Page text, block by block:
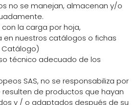
no se manejan, almacenan y/o
la carga por hoja,
nuestros catálogos o fichas
técnico adecuado de los
SAS, no se responsabiliza por
de productos que hayan
y / o adaptados después de su